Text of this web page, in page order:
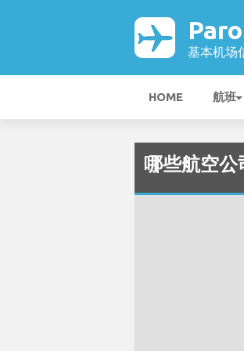
基本机场
HOME 航班
哪些航空公